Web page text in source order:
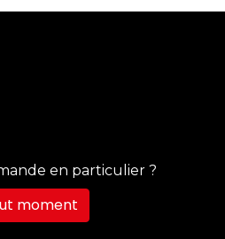
en particulier ?
moment